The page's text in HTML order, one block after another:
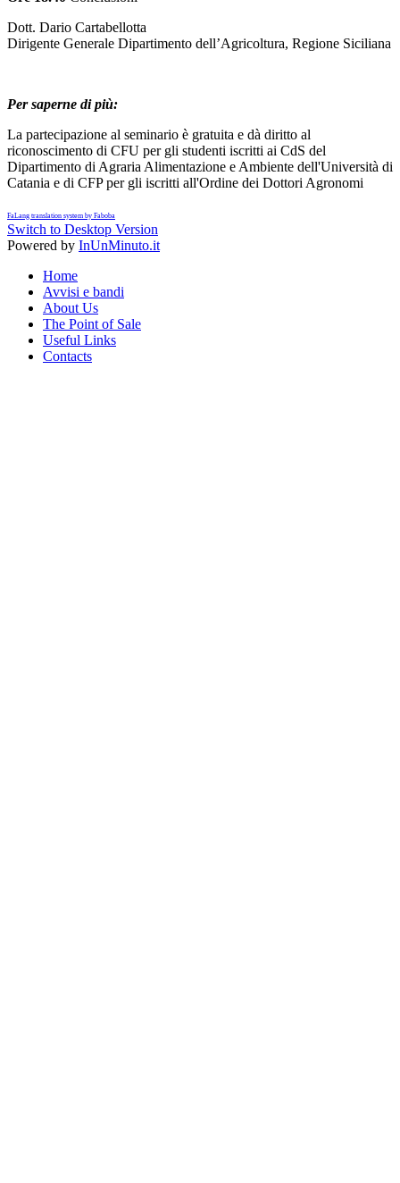
Dott. Dario Cartabellotta
Dirigente Generale Dipartimento dell’Agricoltura, Regione Siciliana
Per saperne di più:
La partecipazione al seminario è gratuita e dà diritto al
riconoscimento di CFU per gli studenti iscritti ai CdS del
Dipartimento di Agraria Alimentazione e Ambiente dell'Università di
Catania e di CFP per gli iscritti all'Ordine dei Dottori Agronomi
FaLang translation system by Faboba
Switch to Desktop Version
Powered by InUnMinuto.it
Home
Avvisi e bandi
About Us
The Point of Sale
Useful Links
Contacts